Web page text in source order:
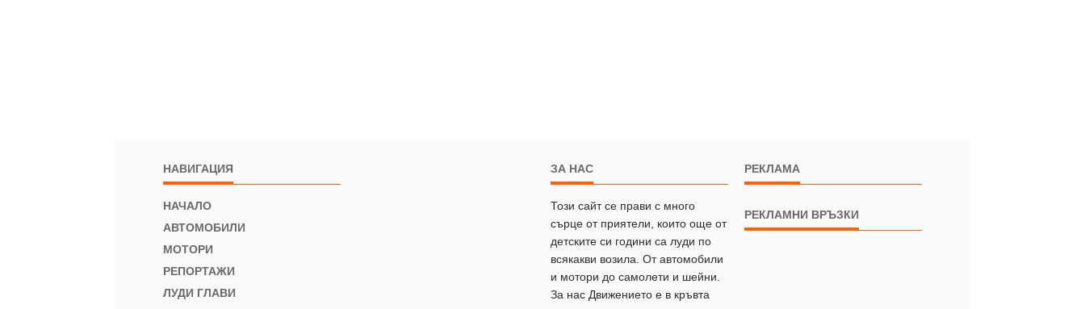
НАВИГАЦИЯ
НАЧАЛО
АВТОМОБИЛИ
МОТОРИ
РЕПОРТАЖИ
ЛУДИ ГЛАВИ
ЗА НАС
Този сайт се прави с много
сърце от приятели, които още от
детските си години са луди по
всякакви возила. От автомобили
и мотори до самолети и шейни.
За нас Движението е в кръвта
РЕКЛАМА
РЕКЛАМНИ ВРЪЗКИ